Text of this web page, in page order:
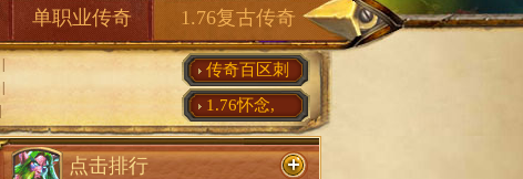
单职业传奇 1.76复古传奇
传奇百区刺
1.76怀念,
点击排行